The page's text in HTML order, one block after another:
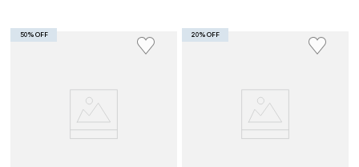
50% OFF 20% OFF